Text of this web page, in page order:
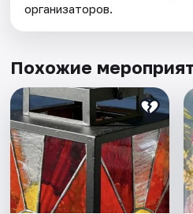
организаторов.
Похожие